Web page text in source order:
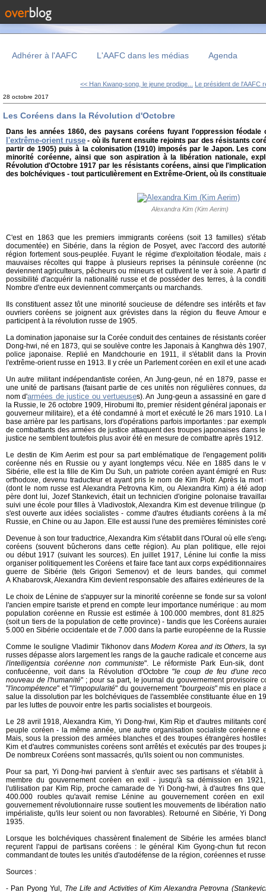
Adhérer à l'AAFC L'AAFC dans les médias Agenda
<< Han Kwang-song, le jeune prodige... Le président de l'AAFC
28 octobre 2017
Les Coréens dans la Révolution d'Octobre
Dans les années 1860, des paysans coréens fuyant l'oppression
l'extrême-orient russe - où ils furent ensuite rejoints par des résistants
partir de 1905) puis à la colonisation (1910) imposés par le Japon. Les
minorité coréenne, ainsi que son aspiration à la libération nationale,
Révolution d'Octobre 1917 par les résistants coréens, ainsi que
des bolchéviques - tout particulièrement en Extrême-Orient, où ils
Alexandra Kim (Kim Aerim)
C'est en 1863 que les premiers immigrants coréens (soit 13 familles)
documentée) en Sibérie, dans la région de Posyet, avec l'accord des
région fortement sous-peuplée. Fuyant le régime d'exploitation féodale,
mauvaises récoltes qui frappe à plusieurs reprises la péninsule coréenne
deviennent agriculteurs, pêcheurs ou mineurs et cultivent le ver à soie. A partir
possibilité d'acquérir la nationalité russe et de posséder des terres, à la
Nombre d'entre eux deviennent commerçants ou marchands.
Ils constituent assez tôt une minorité soucieuse de défendre ses intérêts et
ouvriers coréens se joignent aux grévistes dans la région du fleuve Amour
participent à la révolution russe de 1905.
La domination japonaise sur la Corée conduit des centaines de résistants
Dong-hwi, né en 1873, qui se soulève contre les Japonais à Kanghwa dès
police japonaise. Replié en Mandchourie en 1911, il s'établit dans la
l'extrême-orient russe en 1913. Il y crée un Parlement coréen en exil et une
Un autre militant indépendantiste coréen, An Jung-geun, né en 1879, passe
une unité de partisans (faisant partie de ces unités non régulières connues,
nom d'armées de justice ou vertueuses). An Jung-geun a assassiné en gare
la Russie, le 26 octobre 1909, Hirobumi Ito, premier résident général japonais
gouverneur militaire), et a été condamné à mort et exécuté le 26 mars 1910.
base arrière par les partisans, lors d'opérations parfois importantes : par
de combattants des armées de justice attaquent des troupes japonaises dans
justice ne semblent toutefois plus avoir été en mesure de combattre après 1912.
Le destin de Kim Aerim est pour sa part emblématique de l'engagement
coréenne nés en Russie ou y ayant longtemps vécu. Née en 1885 dans le
Sibérie, elle est la fille de Kim Du Suh, un patriote coréen ayant émigré en
orthodoxe, devenu traducteur et ayant pris le nom de Kim Piotr. Après la
(dont le nom russe est Alexandra Petrovna Kim, ou Alexandra Kim) a été
père dont lui, Jozef Stankevich, était un technicien d'origine polonaise
suivi une école pour filles à Vladivostok, Alexandra Kim est devenue trilingue
s'est ouverte aux idées socialistes - comme d'autres étudiants coréens à la
Russie, en Chine ou au Japon. Elle est aussi l'une des premières féministes
Devenue à son tour traductrice, Alexandra Kim s'établit dans l'Oural où elle
coréens (souvent bûcherons dans cette région). Au plan politique, elle
ou début 1917 (suivant les sources). En juillet 1917, Lénine lui confie la
organiser politiquement les Coréens et faire face tant aux corps
guerre de Sibérie (tels Grigori Semenov) et de leurs bandes, qui
A Khabarovsk, Alexandra Kim devient responsable des affaires extérieures de
Le choix de Lénine de s'appuyer sur la minorité coréenne se fonde sur sa
l'ancien empire tsariste et prend en compte leur importance numérique : au
population coréenne en Russie est estimée à 100.000 membres, dont
(soit un tiers de la population de cette province) - tandis que les Coréens
5.000 en Sibérie occidentale et de 7.000 dans la partie européenne de la
Comme le souligne Vladimir Tikhonov dansModern Korea and its Others, la
russes dépasse alors largement les rangs de la gauche radicale et concerne
l'intelligentsia coréenne non communiste". Le réformiste Park Eun-sik,
confucéenne, voit dans la Révolution d'Octobre "le coup de feu d'une
nouveau de l'humanité" ; pour sa part, le journal du gouvernement provisoire
"l'incompétence" et "l'impopularité" du gouvernement "bourgeois" mis en place
salue la dissolution par les bolchéviques de l'assemblée constituante élue en
par les luttes de pouvoir entre les partis socialistes et bourgeois.
Le 28 avril 1918, Alexandra Kim, Yi Dong-hwi, Kim Rip et d'autres militants
peuple coréen - la même année, une autre organisation socialiste coréenne
Mais, sous la pression des armées blanches et des troupes étrangères
Kim et d'autres communistes coréens sont arrêtés et exécutés par des troupes
De nombreux Coréens sont massacrés, qu'ils soient ou non communistes.
Pour sa part, Yi Dong-hwi parvient à s'enfuir avec ses partisans et s'établit
membre du gouvernement coréen en exil - jusqu'à sa démission en
l'utilisation par Kim Rip, proche camarade de Yi Dong-hwi, à d'autres fins
400.000 roubles qu'avait remise Lénine au gouvernement coréen en
gouvernement révolutionnaire russe soutient les mouvements de libération
impérialiste, qu'ils leur soient ou non favorables). Retourné en Sibérie, Yi
1935.
Lorsque les bolchéviques chassèrent finalement de Sibérie les armées
reçurent l'appui de partisans coréens : le général Kim Gyong-chun fut
commandant de toutes les unités d'autodéfense de la région, coréennes et
Sources :
- Pan Pyong Yul, The Life and Activities of Kim Alexandra Petrovna